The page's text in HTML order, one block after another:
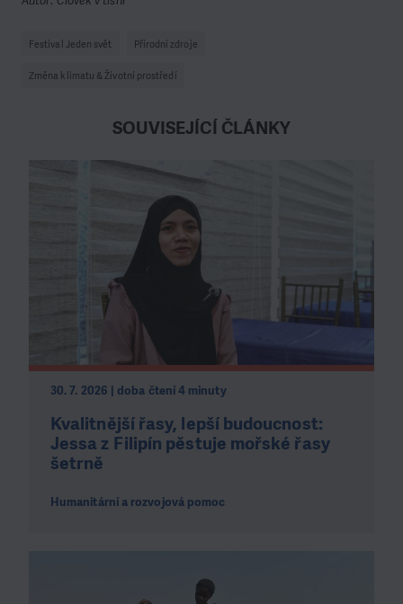
Festival Jeden svět Přírodní zdroje
Změna klimatu & Životní prostředí
SOUVISEJÍCÍ ČLÁNKY
30. 7. 2026 | doba čtení 4 minuty
Kvalitnější řasy, lepší budoucnost:
Jessa z Filipín pěstuje mořské řasy
šetrně
Humanitární a rozvojová pomoc